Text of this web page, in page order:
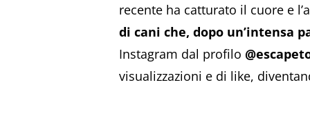
recente ha catturato il cuore e
di cani che, dopo un’intensa
Instagram dal profilo
visualizzazioni e di like,